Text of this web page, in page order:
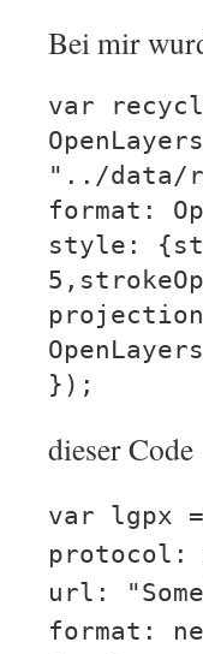
Bei mir
var
"../data/
format:
style:
});
dieser Code
var lgpx =
protocol:
url:
format: